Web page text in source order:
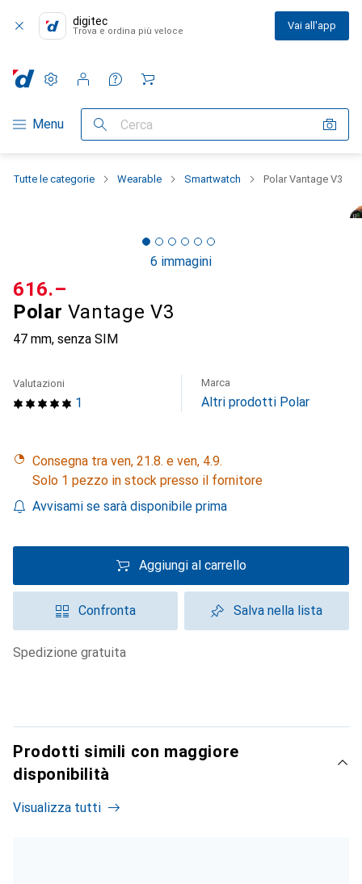
digitec
Trova e ordina più veloce Vai all'app
Categoria Navigazione
Menu Cerca
Impostazioni
Conto cliente
Liste di confronto
Liste dei desideri
Carrello
Tutte le categorie Wearable Smartwatch Polar Vantage V3
6 immagini
Polar Vantage V3
47 mm, senza SIM
CHF
616.–
1
Valutazioni Marca
Altri prodotti Polar
Consegna tra ven, 21.8. e ven, 4.9.
Solo 1 pezzo in stock presso il fornitore
Avvisami se sarà disponibile prima
Aggiungi al carrello
Confronta Salva nella lista
spedizione gratuita
Prodotti simili con maggiore
disponibilità
Visualizza tutti